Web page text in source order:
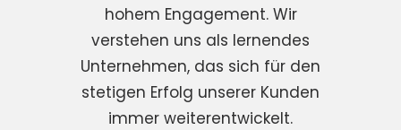
hohem Engagement. Wir
verstehen uns als lernendes
Unternehmen, das sich für den
stetigen Erfolg unserer Kunden
immer weiterentwickelt.